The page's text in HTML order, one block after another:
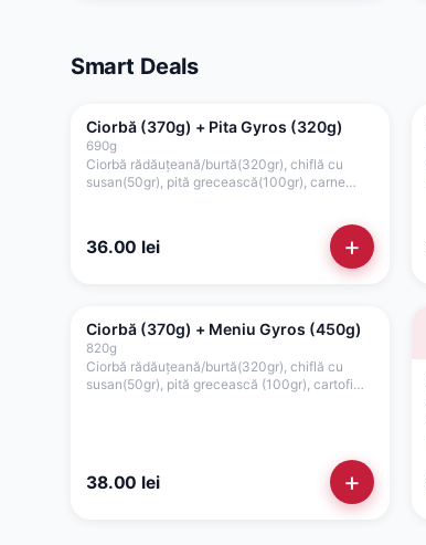
Smart Deals
Ciorbă (370g) + Pita Gyros (320g)
690g
Ciorbă rădăuțeană/burtă(320gr), chiflă cu
susan(50gr), pită grecească(100gr), carne
36.00 lei +
Ciorbă (370g) + Meniu Gyros (450g)
820g
Ciorbă rădăuțeană/burtă(320gr), chiflă cu
susan(50gr), pită grecească (100gr), cartofi
38.00 lei +